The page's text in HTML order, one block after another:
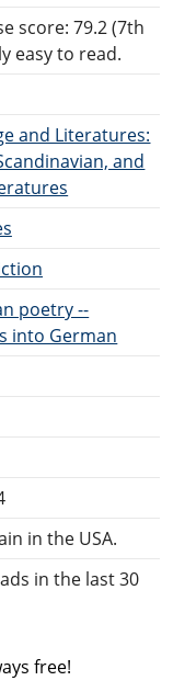
score: 79.2 (7th
easy to read.
and Literatures:
and
poetry --
into German
in the USA.
in the last 30
free!